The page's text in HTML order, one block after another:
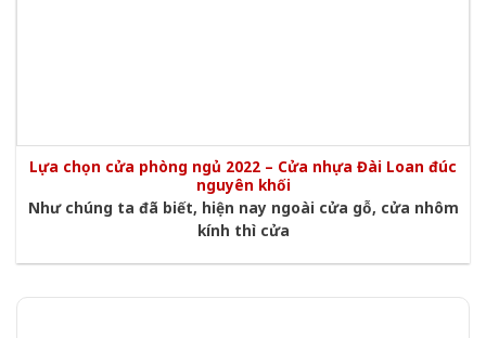
Lựa chọn cửa phòng ngủ 2022 – Cửa nhựa Đài Loan đúc
nguyên khối
Như chúng ta đã biết, hiện nay ngoài cửa gỗ, cửa nhôm
kính thì cửa